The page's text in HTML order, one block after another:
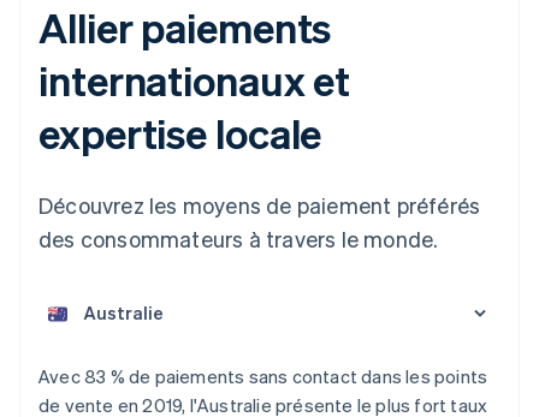
Allier paiements
internationaux et
expertise locale
Découvrez les moyens de paiement préférés
des consommateurs à travers le monde.
Avec 83 % de paiements sans contact dans les points
de vente en 2019, l'Australie présente le plus fort taux
Allemagne
Australie
English